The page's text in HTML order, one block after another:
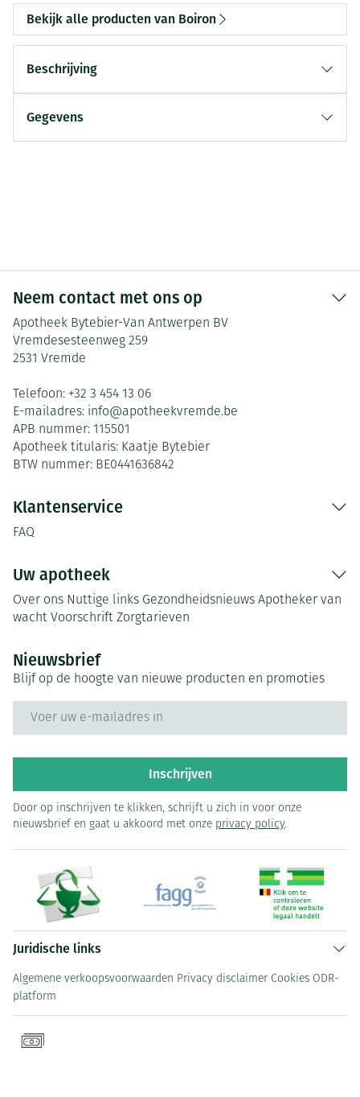
Bekijk alle producten van Boiron
Beschrijving
Gegevens
Neem contact met ons op
Apotheek Bytebier-Van Antwerpen BV
Vremdesesteenweg 259
2531 Vremde
Telefoon: +32 3 454 13 06
E-mailadres: info@apotheekvremde.be
APB nummer: 115501
Apotheek titularis: Kaatje Bytebier
BTW nummer: BE0441636842
Klantenservice
FAQ
Uw apotheek
Over ons Nuttige links Gezondheidsnieuws Apotheker van
wacht Voorschrift Zorgtarieven
Nieuwsbrief
Blijf op de hoogte van nieuwe producten en promoties
Inschrijven
Door op inschrijven te klikken, schrijft u zich in voor onze
nieuwsbrief en gaat u akkoord met onze privacy policy.
Juridische links
Algemene verkoopsvoorwaarden Privacy disclaimer Cookies ODR-
platform